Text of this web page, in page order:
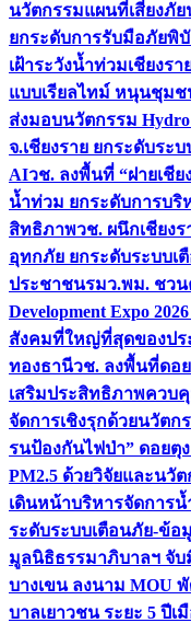
นวัตกรรมแผนที่เสี่ยงภั
ยกระดับการรับมือภัยพิ
เฝ้าระวังน้ำท่วมเชียงร
แบบเรียลไทม์ หนุนชุม
ส่งมอบนวัตกรรม
จ.เชียงราย ยกระดับระ
AIวช. ลงพื้นที่ “ฝายเชี
น้ำท่วม ยกระดับการบริ
สิทธิภาพวช. ผนึกเชียง
อุทกภัย ยกระดับระบบเ
ประชาชนรมว.พม. ชวน
Development Expo
สังคมที่ใหญ่ที่สุดของปร
ทองธานีวช. ลงพื้นที่ดอ
เสริมประสิทธิภาพควบ
จัดการเชิงรุกด้วยนวัตก
รนป้องกันไฟป่า” ดอยตุ
PM2.5 ด้วยวิจัยและนวั
เดินหน้าบริหารจัดการ
ระดับระบบเตือนภัย-ข้อ
มูลนิธิธรรมาภิบาลฯ จั
บางเขน ลงนาม MOU
บาลเยาวชน ระยะ 5 ปีเ